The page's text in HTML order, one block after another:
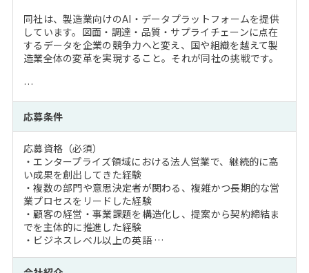
同社は、製造業向けのAI・データプラットフォームを提供
しています。図面・調達・品質・サプライチェーンに点在
するデータを企業の競争力へと変え、国や組織を越えて製
造業全体の変革を実現すること。それが同社の挑戦です。
…
応募条件
応募資格（必須）
・エンタープライズ領域における法人営業で、継続的に高
い成果を創出してきた経験
・複数の部門や意思決定者が関わる、複雑かつ長期的な営
業プロセスをリードした経験
・顧客の経営・事業課題を構造化し、提案から契約締結ま
でを主体的に推進した経験
・ビジネスレベル以上の英語 …